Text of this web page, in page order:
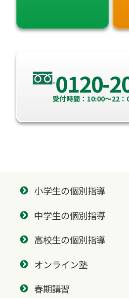
0120-
受付時間：10:00～22：
小学生の個別指導
中学生の個別指導
高校生の個別指導
オンライン塾
春期講習